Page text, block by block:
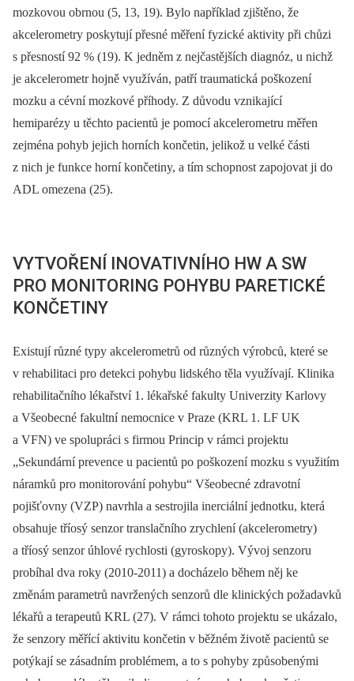
mozkovou obrnou (5, 13, 19). Bylo například zjištěno, že
akcelerometry poskytují přesné měření fyzické aktivity při chůzi
s přesností 92 % (19). K jedněm z nejčastějších diagnóz, u nichž
je akcelerometr hojně využíván, patří traumatická poškození
mozku a cévní mozkové příhody. Z důvodu vznikající
hemiparézy u těchto pacientů je pomocí akcelerometru měřen
zejména pohyb jejich horních končetin, jelikož u velké části
z nich je funkce horní končetiny, a tím schopnost zapojovat ji do
ADL omezena (25).
VYTVOŘENÍ INOVATIVNÍHO HW A SW
PRO MONITORING POHYBU PARETICKÉ
KONČETINY
Existují různé typy akcelerometrů od různých výrobců, které se
v rehabilitaci pro detekci pohybu lidského těla využívají. Klinika
rehabilitačního lékařství 1. lékařské fakulty Univerzity Karlovy
a Všeobecné fakultní nemocnice v Praze (KRL 1. LF UK
a VFN) ve spolupráci s firmou Princip v rámci projektu
„Sekundární prevence u pacientů po poškození mozku s využitím
náramků pro monitorování pohybu“ Všeobecné zdravotní
pojišťovny (VZP) navrhla a sestrojila inerciální jednotku, která
obsahuje tříosý senzor translačního zrychlení (akcelerometry)
a tříosý senzor úhlové rychlosti (gyroskopy). Vývoj senzoru
probíhal dva roky (2010-2011) a docházelo během něj ke
změnám parametrů navržených senzorů dle klinických požadavků
lékařů a terapeutů KRL (27). V rámci tohoto projektu se ukázalo,
že senzory měřící aktivitu končetin v běžném životě pacientů se
potýkají se zásadním problémem, a to s pohyby způsobenými